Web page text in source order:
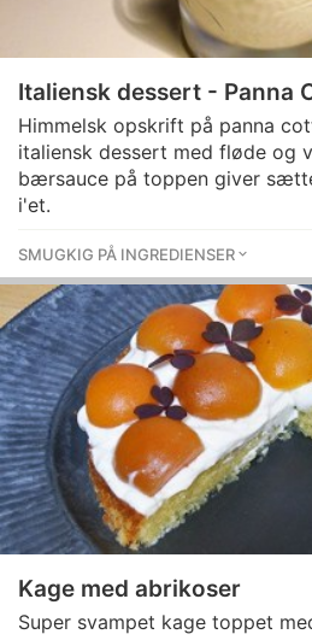
Italiensk dessert - Panna
Himmelsk opskrift på panna
italiensk dessert med fløde og
bærsauce på toppen giver
i'et.
SMUGKIG PÅ INGREDIENSER
Kage med abrikoser
Super svampet kage toppet